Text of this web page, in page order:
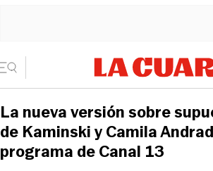
La nueva versión sobre
de Kaminski y Camila
programa de Canal 13